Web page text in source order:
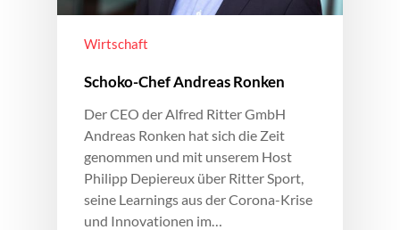
Wirtschaft
Schoko-Chef Andreas Ronken
Der CEO der Alfred Ritter GmbH
Andreas Ronken hat sich die Zeit
genommen und mit unserem Host
Philipp Depiereux über Ritter Sport,
seine Learnings aus der Corona-Krise
und Innovationen im…